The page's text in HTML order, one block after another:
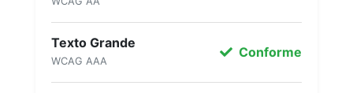
Texto Grande
WCAG AAA
Conforme